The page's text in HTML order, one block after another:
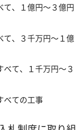
、１億円～３億円
、３千万円～１億
て、１千万円～３
べての工事